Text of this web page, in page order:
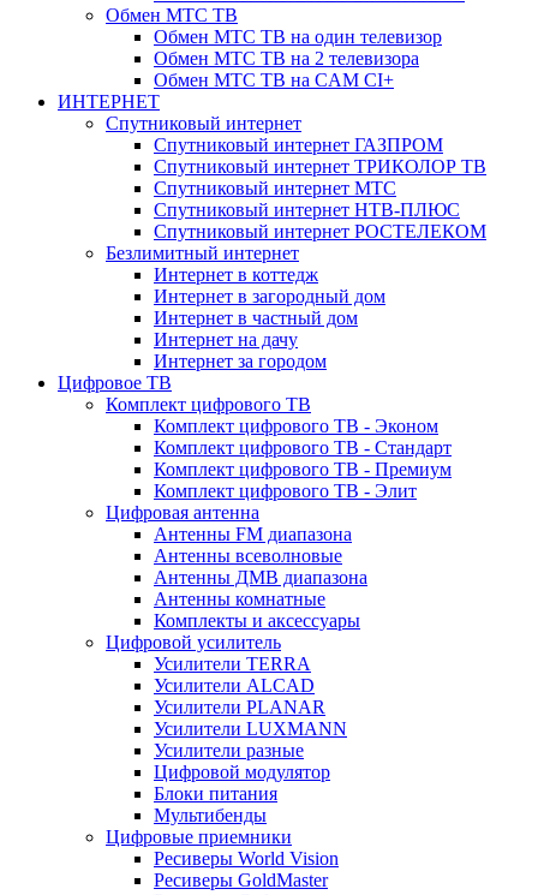
Обмен МТС ТВ
Обмен МТС ТВ на один телевизор
Обмен МТС ТВ на 2 телевизора
Обмен МТС ТВ на CAM CI+
ИНТЕРНЕТ
Спутниковый интернет
Спутниковый интернет ГАЗПРОМ
Спутниковый интернет ТРИКОЛОР ТВ
Спутниковый интернет МТС
Спутниковый интернет НТВ-ПЛЮС
Спутниковый интернет РОСТЕЛЕКОМ
Безлимитный интернет
Интернет в коттедж
Интернет в загородный дом
Интернет в частный дом
Интернет на дачу
Интернет за городом
Цифровое ТВ
Комплект цифрового ТВ
Комплект цифрового ТВ - Эконом
Комплект цифрового ТВ - Стандарт
Комплект цифрового ТВ - Премиум
Комплект цифрового ТВ - Элит
Цифровая антенна
Антенны FM диапазона
Антенны всеволновые
Антенны ДМВ диапазона
Антенны комнатные
Комплекты и аксессуары
Цифровой усилитель
Усилители TERRA
Усилители ALCAD
Усилители PLANAR
Усилители LUXMANN
Усилители разные
Цифровой модулятор
Блоки питания
Мультибенды
Цифровые приемники
Ресиверы World Vision
Ресиверы GoldMaster